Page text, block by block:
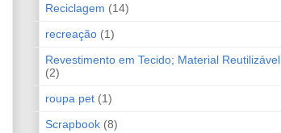
Reciclagem (14)
recreação (1)
Revestimento em Tecido; Material Reutilizável
(2)
roupa pet (1)
Scrapbook (8)